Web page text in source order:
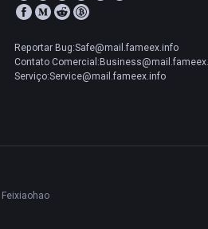
Reportar Bug:Safe@mail.fameex.info
Contato
Serviço:Service@mail.fameex.info
Feixiaohao